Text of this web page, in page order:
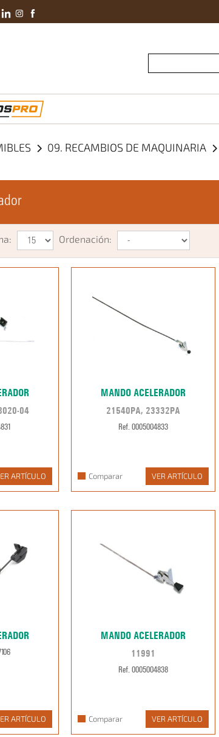
09. RECAMBIOS DE MAQUINARIA
Ordenación:
04
ARTÍCULO
MANDO ACELERADOR
21540PA, 23332PA
Ref. 0005004833
Comparar VER ARTÍCULO
ARTÍCULO
MANDO ACELERADOR
11991
Ref. 0005004838
Comparar VER ARTÍCULO